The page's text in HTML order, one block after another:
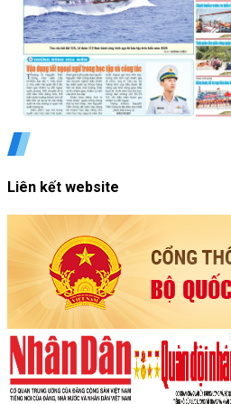
Liên kết website